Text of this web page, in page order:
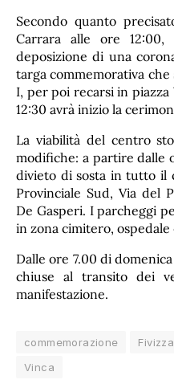
Secondo quanto
Carrara alle ore
deposizione di una
targa commemorativa
I, per poi recarsi in
12:30 avrà inizio la
La viabilità del centro
modifiche: a partire dalle
divieto di sosta in tutto il
Provinciale Sud, Via del
De Gasperi. I parcheggi
in zona cimitero, ospedale
Dalle ore 7.00 di
chiuse al transito dei
manifestazione.
commemorazione
Vinca